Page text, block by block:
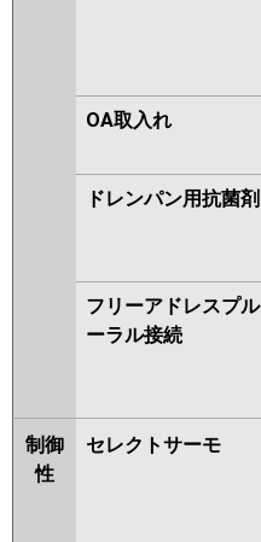
OA取入れ
ドレンパン用抗菌剤
フリーアドレスプル
ーラル接続
制御
性
セレクトサーモ